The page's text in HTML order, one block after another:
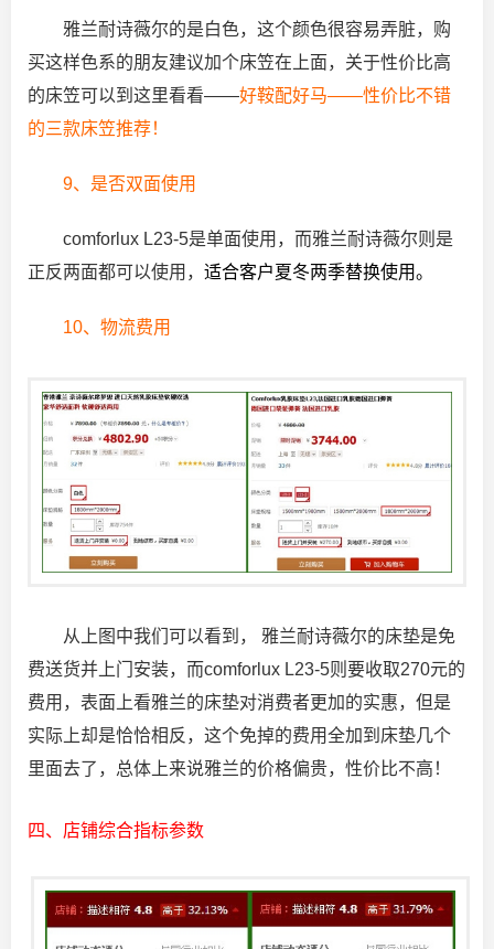
雅兰耐诗薇尔的是白色，这个颜色很容易弄脏，购
买这样色系的朋友建议加个床笠在上面，关于性价比高
的床笠可以到这里看看——好鞍配好马——性价比不错
的三款床笠推荐！
9、是否双面使用
comforlux L23-5是单面使用，而雅兰耐诗薇尔则是
正反两面都可以使用， 适合客户夏冬两季替换使用。
10、物流费用
从上图中我们可以看到， 雅兰耐诗薇尔的床垫是免
费送货并上门安装，而comforlux L23-5则要收取270元的
费用，表面上看雅兰的床垫对消费者更加的实惠，但是
实际上却是恰恰相反，这个免掉的费用全加到床垫几个
里面去了，总体上来说雅兰的价格偏贵，性价比不高！
四、店铺综合指标参数